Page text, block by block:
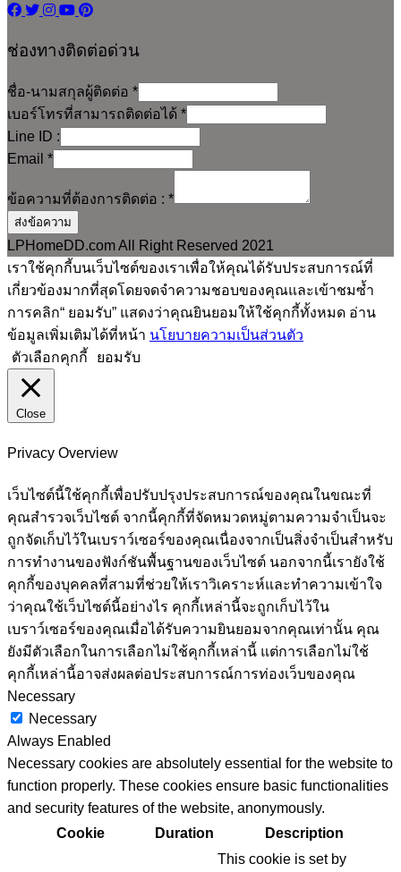
ช่องทางติดต่อด่วน
ชื่อ-นามสกุลผู้ติดต่อ *
เบอร์โทรที่สามารถติดต่อได้ *
Line ID :
Email *
ข้อความที่ต้องการติดต่อ : *
ส่งข้อความ
LPHomeDD.com All Right Reserved 2021
เราใช้คุกกี้บนเว็บไซต์ของเราเพื่อให้คุณได้รับประสบการณ์ที่
เกี่ยวข้องมากที่สุดโดยจดจำความชอบของคุณและเข้าชมซ้ำ
การคลิก“ ยอมรับ” แสดงว่าคุณยินยอมให้ใช้คุกกี้ทั้งหมด อ่าน
ข้อมูลเพิ่มเติมได้ที่หน้า นโยบายความเป็นส่วนตัว
ตัวเลือกคุกกี้
ยอมรับ
Close
Privacy Overview
เว็บไซต์นี้ใช้คุกกี้เพื่อปรับปรุงประสบการณ์ของคุณในขณะที่
คุณสำรวจเว็บไซต์ จากนี้คุกกี้ที่จัดหมวดหมู่ตามความจำเป็นจะ
ถูกจัดเก็บไว้ในเบราว์เซอร์ของคุณเนื่องจากเป็นสิ่งจำเป็นสำหรับ
การทำงานของฟังก์ชันพื้นฐานของเว็บไซต์ นอกจากนี้เรายังใช้
คุกกี้ของบุคคลที่สามที่ช่วยให้เราวิเคราะห์และทำความเข้าใจ
ว่าคุณใช้เว็บไซต์นี้อย่างไร คุกกี้เหล่านี้จะถูกเก็บไว้ใน
เบราว์เซอร์ของคุณเมื่อได้รับความยินยอมจากคุณเท่านั้น คุณ
ยังมีตัวเลือกในการเลือกไม่ใช้คุกกี้เหล่านี้ แต่การเลือกไม่ใช้
คุกกี้เหล่านี้อาจส่งผลต่อประสบการณ์การท่องเว็บของคุณ
Necessary
Necessary
Always Enabled
Necessary cookies are absolutely essential for the website to
function properly. These cookies ensure basic functionalities
and security features of the website, anonymously.
Cookie
Duration Description
This cookie is set by